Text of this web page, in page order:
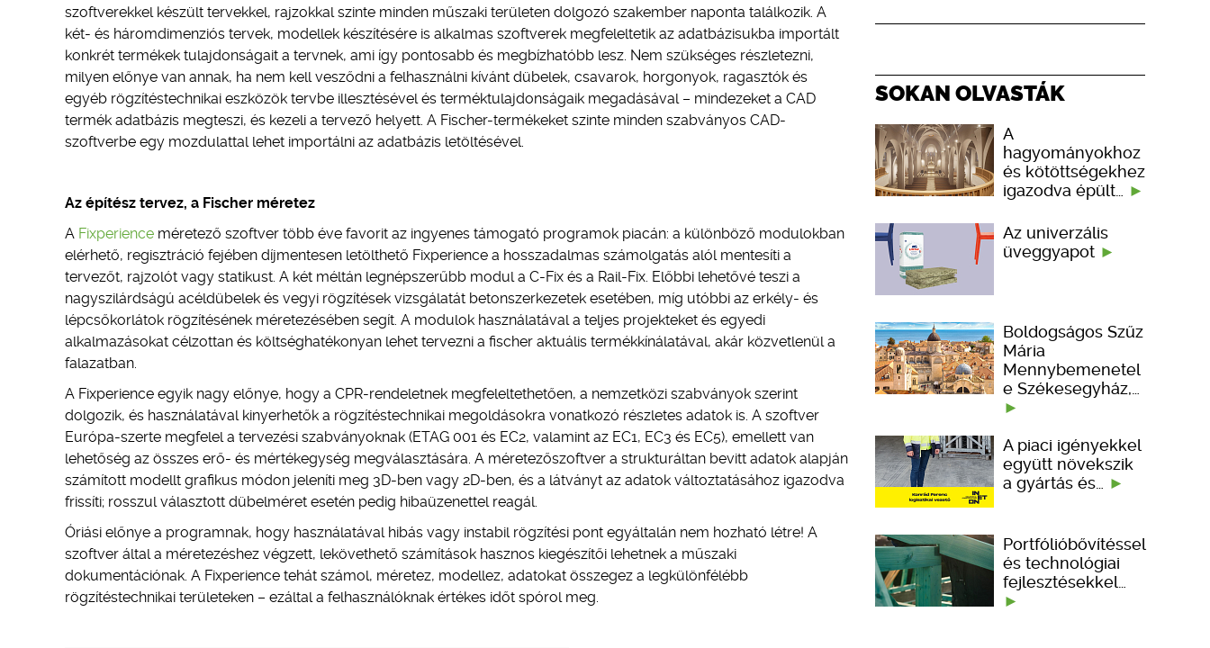
szoftverekkel készült tervekkel, rajzokkal szinte minden műszaki területen dolgozó szakember naponta találkozik. A
két- és háromdimenziós tervek, modellek készítésére is alkalmas szoftverek megfeleltetik az adatbázisukba importált
konkrét termékek tulajdonságait a tervnek, ami így pontosabb és megbízhatóbb lesz. Nem szükséges részletezni,
milyen előnye van annak, ha nem kell vesződni a felhasználni kívánt dübelek, csavarok, horgonyok, ragasztók és
egyéb rögzítéstechnikai eszközök tervbe illesztésével és terméktulajdonságaik megadásával – mindezeket a CAD
termék adatbázis megteszi, és kezeli a tervező helyett. A Fischer-termékeket szinte minden szabványos CAD-
szoftverbe egy mozdulattal lehet importálni az adatbázis letöltésével.
Az építész tervez, a Fischer méretez
A Fixperience méretező szoftver több éve favorit az ingyenes támogató programok piacán: a különböző modulokban
elérhető, regisztráció fejében díjmentesen letölthető Fixperience a hosszadalmas számolgatás alól mentesíti a
tervezőt, rajzolót vagy statikust. A két méltán legnépszerűbb modul a C-Fix és a Rail-Fix. Előbbi lehetővé teszi a
nagyszilárdságú acéldübelek és vegyi rögzítések vizsgálatát betonszerkezetek esetében, míg utóbbi az erkély- és
lépcsőkorlátok rögzítésének méretezésében segít. A modulok használatával a teljes projekteket és egyedi
alkalmazásokat célzottan és költséghatékonyan lehet tervezni a fischer aktuális termékkínálatával, akár közvetlenül a
falazatban.
A Fixperience egyik nagy előnye, hogy a CPR-rendeletnek megfeleltethetően, a nemzetközi szabványok szerint
dolgozik, és használatával kinyerhetők a rögzítéstechnikai megoldásokra vonatkozó részletes adatok is. A szoftver
Európa-szerte megfelel a tervezési szabványoknak (ETAG 001 és EC2, valamint az EC1, EC3 és EC5), emellett van
lehetőség az összes erő- és mértékegység megválasztására. A méretezőszoftver a strukturáltan bevitt adatok alapján
számított modellt grafikus módon jeleníti meg 3D-ben vagy 2D-ben, és a látványt az adatok változtatásához igazodva
frissíti; rosszul választott dübelméret esetén pedig hibaüzenettel reagál.
Óriási előnye a programnak, hogy használatával hibás vagy instabil rögzítési pont egyáltalán nem hozható létre! A
szoftver által a méretezéshez végzett, lekövethető számítások hasznos kiegészítői lehetnek a műszaki
dokumentációnak. A Fixperience tehát számol, méretez, modellez, adatokat összegez a legkülönfélébb
rögzítéstechnikai területeken – ezáltal a felhasználóknak értékes időt spórol meg.
SOKAN OLVASTÁK
A
hagyományokhoz
és kötöttségekhez
igazodva épült…
Az univerzális
üveggyapot
Boldogságos Szűz
Mária
Mennybemenetel
e Székesegyház,…
A piaci igényekkel
együtt növekszik
a gyártás és…
Portfólióbővítéssel
és technológiai
fejlesztésekkel…